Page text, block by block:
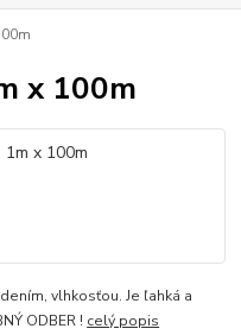
x 100m
vlhkosťou. Je ľahká a
ODBER ! celý popis